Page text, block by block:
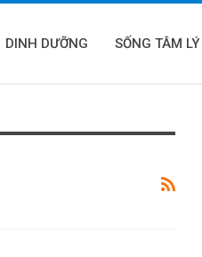
DINH DƯỠNG SỐNG TÂM LÝ